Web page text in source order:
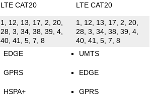
LTE CAT20 LTE CAT20
1, 12, 13, 17, 2, 20,
28, 3, 34, 38, 39, 4,
40, 41, 5, 7, 8
1, 12, 13, 17, 2, 20,
28, 3, 34, 38, 39, 4,
40, 41, 5, 7, 8
EDGE
GPRS
HSPA+
UMTS
EDGE
GPRS